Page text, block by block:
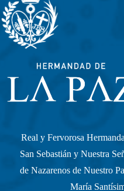
Real y Fervorosa
San Sebastián y Nuestra
de Nazarenos de Nuestro
María